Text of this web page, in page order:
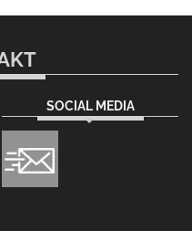
SOCIAL MEDIA